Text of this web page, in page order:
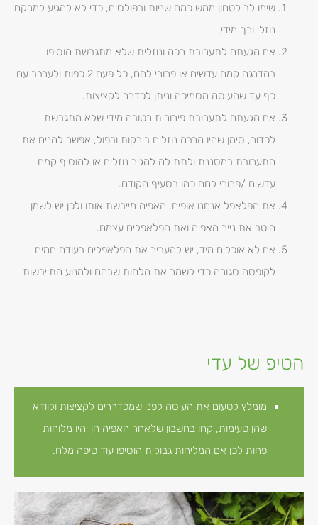
שימו לב לטחון ממש כמה שניות ובפולסים, כדי לא להגיע למרקם
נוזלי ורך מידי.
אם הגעתם לתערובת רכה ונוזלית שלא מתגבשת הוסיפו
בהדרגה קמח עדשים או פרורי לחם, כל פעם 2 כפות ולערבב עם
כף עד שהעיסה מסמיכה וניתן לכדרר לקציצות.
אם הגעתם לתערובת פירורית רטובה מידי שלא מתגבשת
לכדור, סימן שהיו הרבה נוזלים בירקות ובפול, אפשר להניח את
התערובת במסננת ולתת לה להגיר נוזלים או להוסיף קמח
עדשים /פרורי לחם כמו בסעיף הקודם.
את הפלאפל אנחנו אופים, האפיה מייבשת אותו ולכן יש לשמן
היטב את נייר האפיה ואת הפלאפלים עצמם.
אם לא אוכלים מיד, יש להעביר את הפלאפלים בעודם חמים
לקופסה סגורה כדי לשמר את הלחות שבהם ולמנוע התייבשות
הטיפ של עדי
מומלץ לטעום את העיסה לפני שמכדררים לקציצות ולוודא
שהן טעימות, קחו בחשבון שלאחר האפיה הן יהיו מלוחות
פחות לכן אם המליחות גבולית הוסיפו עוד טיפה מלח.